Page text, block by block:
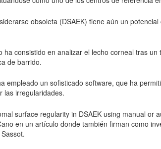
obsoleta (DSAEK) tiene aún un
consistido en analizar el lecho corneal tras
de barrido.
empleado un sofisticado software, que ha
las irregularidades.
surface regularity in DSAEK using manual
en un artículo donde también firman como